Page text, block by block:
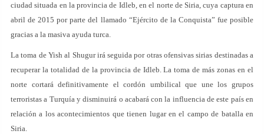
ciudad situada en la provincia de Idleb, en el norte de Siria, cuya captura en
abril de 2015 por parte del llamado “Ejército de la Conquista” fue posible
gracias a la masiva ayuda turca.
La toma de Yish al Shugur irá seguida por otras ofensivas sirias destinadas a
recuperar la totalidad de la provincia de Idleb. La toma de más zonas en el
norte cortará definitivamente el cordón umbilical que une los grupos
terroristas a Turquía y disminuirá o acabará con la influencia de este país en
relación a los acontecimientos que tienen lugar en el campo de batalla en
Siria.